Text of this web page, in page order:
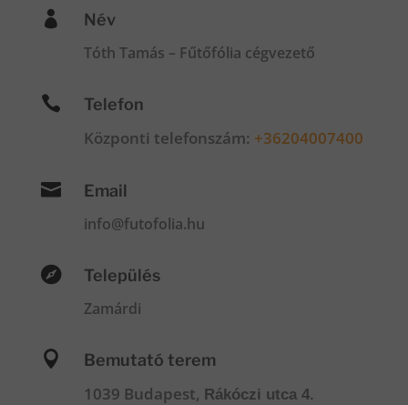
 Név
Tóth Tamás – Fűtőfólia cégvezető
 Telefon
Központi telefonszám: +36204007400
 Email
info@futofolia.hu
 Település
Zamárdi
 Bemutató terem
1039 Budapest, Rákóczi utca 4.